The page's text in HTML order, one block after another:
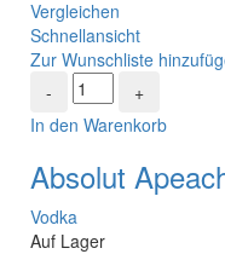
Vergleichen
Schnellansicht
Zur Wunschliste
In den Warenkorb
Absolut
Vodka
Auf Lager